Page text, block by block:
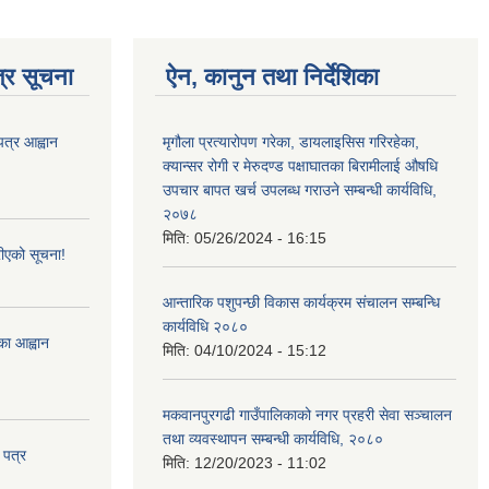
सूचना
आह्वान
सूचना!
आह्वान
पत्र
ऐन, कानुन तथा निर्देशिका
मृगौला प्रत्यारोपण गरेका, डायलाइसिस गरिरहेका,
क्यान्सर रोगी र मेरुदण्‍ड पक्षाघातका बिरामीलाई ‍औषधि
उपचार बापत खर्च उपलब्ध गराउने सम्बन्धी कार्यविधि,
२०७८
मिति: 05/26/2024 - 16:15
आन्तारिक पशुपन्छी विकास कार्यक्रम संचालन सम्बन्धि
कार्यविधि २०८०
मिति: 04/10/2024 - 15:12
मकवानपुरगढी गाउँपालिकाको नगर प्रहरी सेवा सञ्‍चालन
तथा व्‍यवस्‍थापन सम्बन्धी कार्यविधि, २०८०
मिति: 12/20/2023 - 11:02